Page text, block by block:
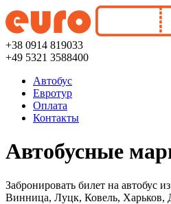
+38 0914 819033
+49 5321 3588400
Автобус
Евротур
Оплата
Контакты
Автобусные
Забронировать билет на
Винница, Луцк, Ковель, Харьков,